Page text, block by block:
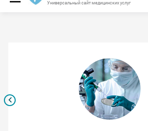
Универсальный сайт медицинских услуг